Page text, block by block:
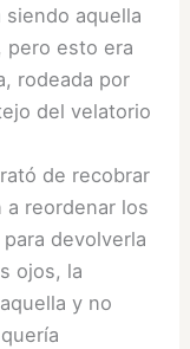
siendo aquella
pero esto era
rodeada por
del velatorio
de recobrar
a reordenar los
devolverla
ojos, la
y no